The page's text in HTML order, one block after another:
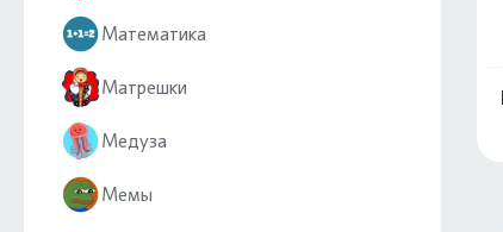
Математика
Матрешки
Медуза
Мемы